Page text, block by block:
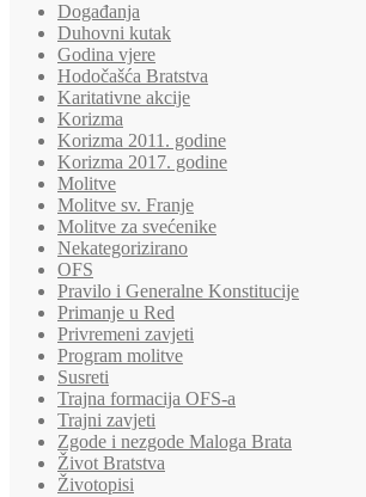
Događanja
Duhovni kutak
Godina vjere
Hodočašća Bratstva
Karitativne akcije
Korizma
Korizma 2011. godine
Korizma 2017. godine
Molitve
Molitve sv. Franje
Molitve za svećenike
Nekategorizirano
OFS
Pravilo i Generalne Konstitucije
Primanje u Red
Privremeni zavjeti
Program molitve
Susreti
Trajna formacija OFS-a
Trajni zavjeti
Zgode i nezgode Maloga Brata
Život Bratstva
Životopisi